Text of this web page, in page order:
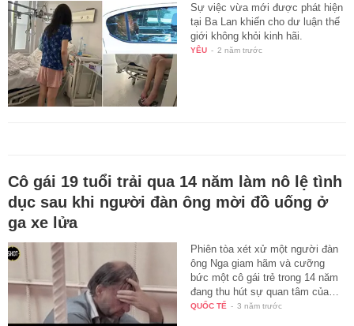
Sự việc vừa mới được phát hiện
tại Ba Lan khiến cho dư luận thế
giới không khỏi kinh hãi.
YÊU - 2 năm trước
Cô gái 19 tuổi trải qua 14 năm làm nô lệ tình
dục sau khi người đàn ông mời đồ uống ở
ga xe lửa
Phiên tòa xét xử một người đàn
ông Nga giam hãm và cưỡng
bức một cô gái trẻ trong 14 năm
đang thu hút sự quan tâm của…
QUỐC TẾ - 3 năm trước